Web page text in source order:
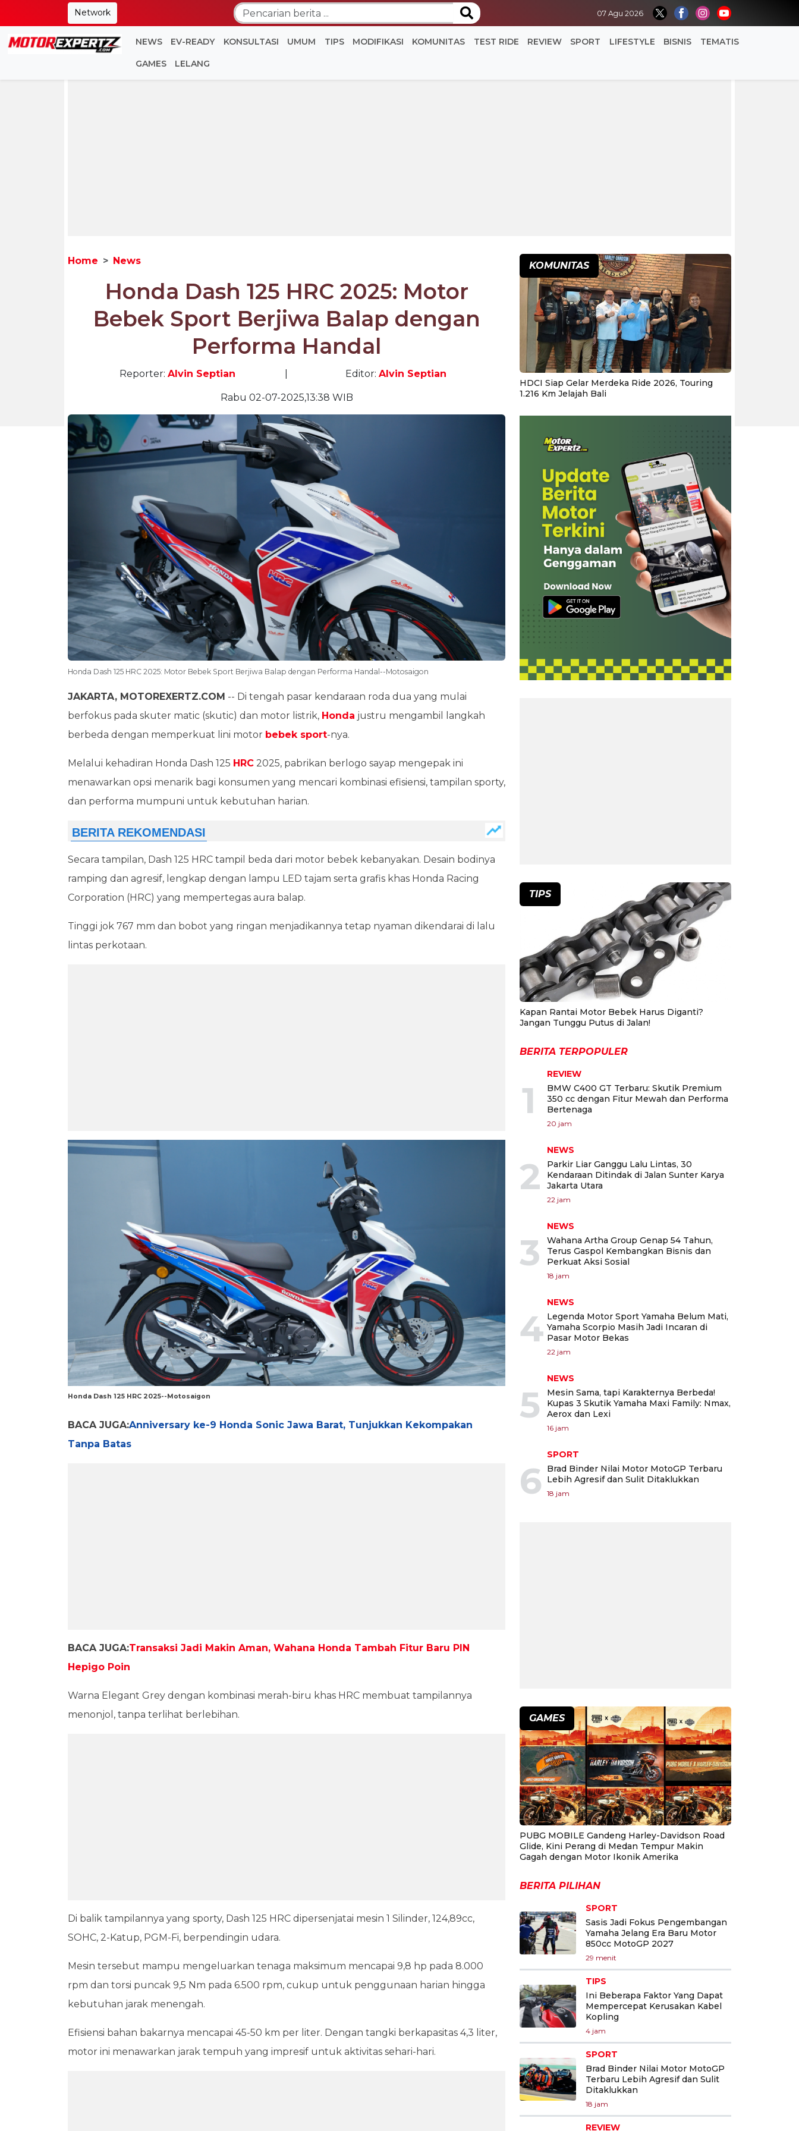
Network 07 Agu 2026
NEWS EV-READY KONSULTASI UMUM TIPS MODIFIKASI KOMUNITAS TEST RIDE REVIEW SPORT LIFESTYLE BISNIS TEMATIS
GAMES LELANG
Home News
Honda Dash 125 HRC 2025: Motor
Bebek Sport Berjiwa Balap dengan
Performa Handal
Reporter: Alvin Septian Editor: Alvin Septian
Rabu 02-07-2025,13:38 WIB
Honda Dash 125 HRC 2025: Motor Bebek Sport Berjiwa Balap dengan Performa Handal--Motosaigon
JAKARTA, MOTOREXERTZ.COM -- Di tengah pasar kendaraan roda dua yang mulai
berfokus pada skuter matic (skutic) dan motor listrik, Honda justru mengambil langkah
berbeda dengan memperkuat lini motor bebek sport-nya.
Melalui kehadiran Honda Dash 125 HRC 2025, pabrikan berlogo sayap mengepak ini
menawarkan opsi menarik bagi konsumen yang mencari kombinasi efisiensi, tampilan sporty,
dan performa mumpuni untuk kebutuhan harian.
Secara tampilan, Dash 125 HRC tampil beda dari motor bebek kebanyakan. Desain bodinya
ramping dan agresif, lengkap dengan lampu LED tajam serta grafis khas Honda Racing
Corporation (HRC) yang mempertegas aura balap.
Tinggi jok 767 mm dan bobot yang ringan menjadikannya tetap nyaman dikendarai di lalu
lintas perkotaan.
Honda Dash 125 HRC 2025--Motosaigon
BACA JUGA:Anniversary ke-9 Honda Sonic Jawa Barat, Tunjukkan Kekompakan
Tanpa Batas
BACA JUGA:Transaksi Jadi Makin Aman, Wahana Honda Tambah Fitur Baru PIN
Hepigo Poin
Warna Elegant Grey dengan kombinasi merah-biru khas HRC membuat tampilannya
menonjol, tanpa terlihat berlebihan.
Di balik tampilannya yang sporty, Dash 125 HRC dipersenjatai mesin 1 Silinder, 124,89cc,
SOHC, 2-Katup, PGM-Fi, berpendingin udara.
Mesin tersebut mampu mengeluarkan tenaga maksimum mencapai 9,8 hp pada 8.000
rpm dan torsi puncak 9,5 Nm pada 6.500 rpm, cukup untuk penggunaan harian hingga
kebutuhan jarak menengah.
Efisiensi bahan bakarnya mencapai 45-50 km per liter. Dengan tangki berkapasitas 4,3 liter,
motor ini menawarkan jarak tempuh yang impresif untuk aktivitas sehari-hari.
KOMUNITAS
HDCI Siap Gelar Merdeka Ride 2026, Touring
1.216 Km Jelajah Bali
TIPS
Kapan Rantai Motor Bebek Harus Diganti?
Jangan Tunggu Putus di Jalan!
BERITA TERPOPULER
1
REVIEW
BMW C400 GT Terbaru: Skutik Premium
350 cc dengan Fitur Mewah dan Performa
Bertenaga
20 jam
2
NEWS
Parkir Liar Ganggu Lalu Lintas, 30
Kendaraan Ditindak di Jalan Sunter Karya
Jakarta Utara
22 jam
3
NEWS
Wahana Artha Group Genap 54 Tahun,
Terus Gaspol Kembangkan Bisnis dan
Perkuat Aksi Sosial
18 jam
4
NEWS
Legenda Motor Sport Yamaha Belum Mati,
Yamaha Scorpio Masih Jadi Incaran di
Pasar Motor Bekas
22 jam
5
NEWS
Mesin Sama, tapi Karakternya Berbeda!
Kupas 3 Skutik Yamaha Maxi Family: Nmax,
Aerox dan Lexi
16 jam
6
SPORT
Brad Binder Nilai Motor MotoGP Terbaru
Lebih Agresif dan Sulit Ditaklukkan
18 jam
GAMES
PUBG MOBILE Gandeng Harley-Davidson Road
Glide, Kini Perang di Medan Tempur Makin
Gagah dengan Motor Ikonik Amerika
BERITA PILIHAN
SPORT
Sasis Jadi Fokus Pengembangan
Yamaha Jelang Era Baru Motor
850cc MotoGP 2027
29 menit
TIPS
Ini Beberapa Faktor Yang Dapat
Mempercepat Kerusakan Kabel
Kopling
4 jam
SPORT
Brad Binder Nilai Motor MotoGP
Terbaru Lebih Agresif dan Sulit
Ditaklukkan
18 jam
REVIEW